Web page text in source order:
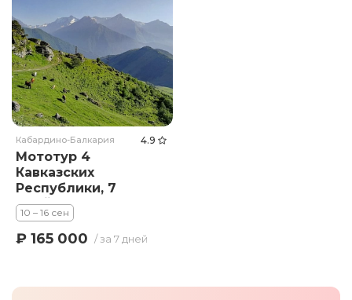
Кабардино-Балкария 4.9
Мототур 4
Кавказских
Республики, 7
дней,
внедорожный
маршрут от
10 – 16 сен
₽ 165 000 / за 7 дней